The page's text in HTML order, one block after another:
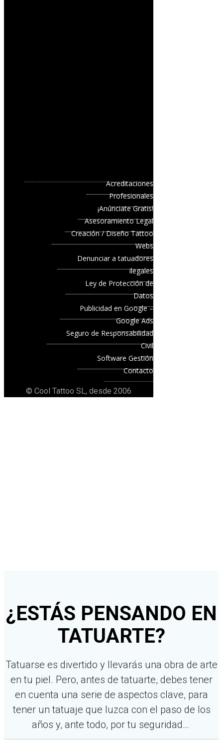
Acreditaciones
Profesionales
¡Anúnciate Gratis!
Asesoramiento Legal
Creación / Diseño Tattoo
Webs
Denunciar a tatuadores
ilegales
Ley de Protección de
Datos
Publicidad en Google –
Google Ads
Seguro de Responsabilidad
Civil
Software Gestión
Contacto
© Cool Tattoo SL, desde 2006
¿ESTÁS PENSANDO EN
TATUARTE?
Tatuarse es divertido y llevarás una obra de arte
en tu piel. Pero, antes de tatuarte, debes tener
en cuenta una serie de aspectos clave, para
tener un tatuaje que luzca con el paso de los
años y, ante todo, por tu seguridad…